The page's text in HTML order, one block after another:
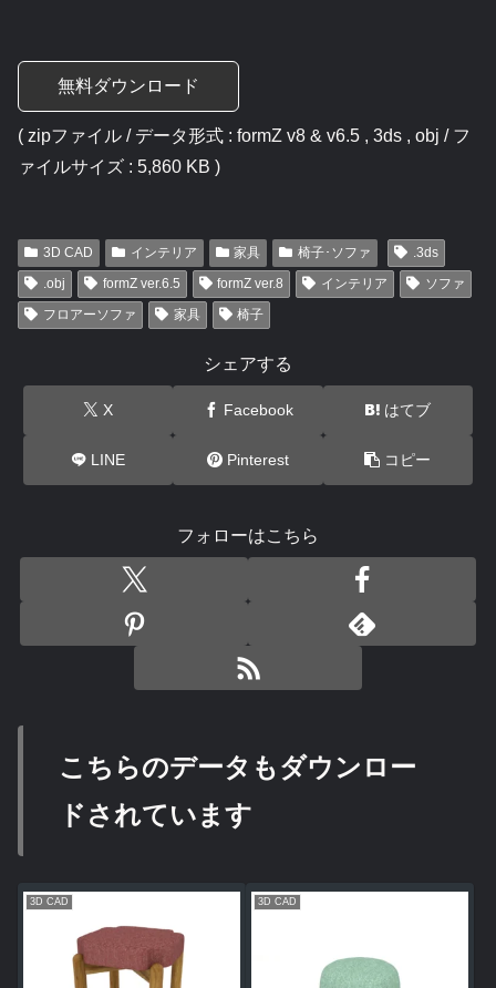
無料ダウンロード
( zipファイル / データ形式 : formZ v8 & v6.5 , 3ds , obj / フ
ァイルサイズ : 5,860 KB )
3D CAD インテリア 家具 椅子･ソファ
.3ds
.obj
formZ ver.6.5 formZ ver.8 インテリア
ソファ
フロアーソファ
家具 椅子
シェアする
X Facebook はてブ
LINE Pinterest コピー
フォローはこちら
こちらのデータもダウンロー
ドされています
3D CAD 3D CAD